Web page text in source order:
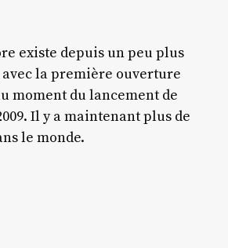
existe depuis un peu plus
avec la première ouverture
moment du lancement de
Il y a maintenant plus de
le monde.